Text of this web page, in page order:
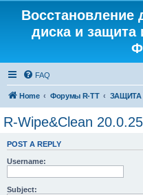
Восстановление
диска и
FAQ
Home Форумы R-TT
R-Wipe&Clean
POST A REPLY
Username:
Subject: